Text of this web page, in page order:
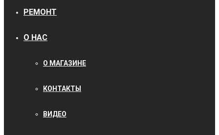
РЕМОНТ
О НАС
О МАГАЗИНЕ
КОНТАКТЫ
ВИДЕО